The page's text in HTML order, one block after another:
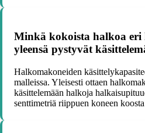
Minkä kokoista halkoa eri
yleensä pystyvät
Halkomakoneiden
malleissa. Yleisesti ottaen
käsittelemään halkoja
senttimetriä riippuen koneen